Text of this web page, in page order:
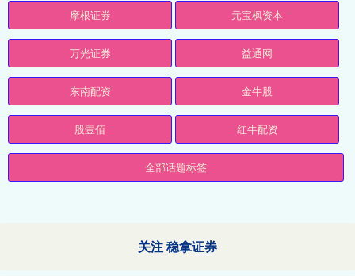
摩根证券 元宝枫资本
万光证券 益通网
东南配资 金牛股
股壹佰 红牛配资
全部话题标签
关注 稳拿证券